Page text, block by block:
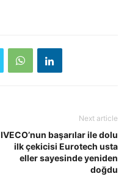
Next article
IVECO’nun başarılar ile dolu
ilk çekicisi Eurotech usta
eller sayesinde yeniden
doğdu